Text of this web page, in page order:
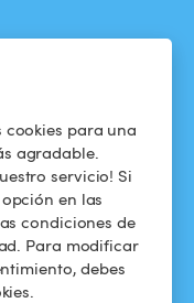
cookies para una
agradable.
servicio! Si
en las
condiciones de
Para modificar
debes
Condiciones de
uso
Política de
confidencialidad
Aviso legal